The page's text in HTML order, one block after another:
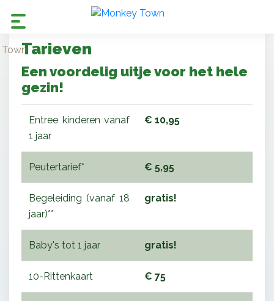
Tarieven
Een voordelig uitje voor het hele
gezin!
Entree kinderen vanaf
1 jaar
€ 10,95
Peutertarief* € 5,95
Begeleiding (vanaf 18
jaar)**
gratis!
Baby's tot 1 jaar gratis!
10-Rittenkaart € 75